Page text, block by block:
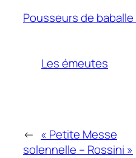
Pousseurs de
Les émeutes
← « Petite Messe
solennelle – Rossini »